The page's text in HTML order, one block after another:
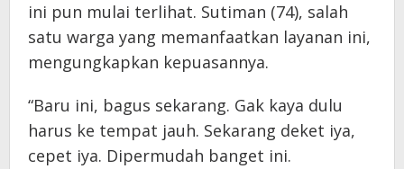
ini pun mulai terlihat. Sutiman (74), salah
satu warga yang memanfaatkan layanan ini,
mengungkapkan kepuasannya.
“Baru ini, bagus sekarang. Gak kaya dulu
harus ke tempat jauh. Sekarang deket iya,
cepet iya. Dipermudah banget ini.